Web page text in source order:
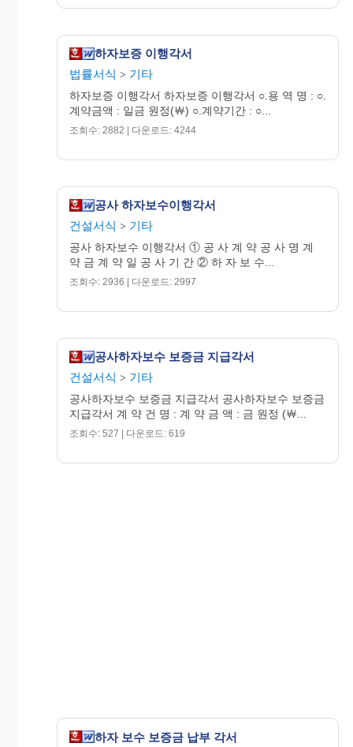
하자보증 이행각서
법률서식 > 기타
하자보증 이행각서 하자보증 이행각서 ○.용 역 명 : ○.
계약금액 : 일금 원정(￦) ○.계약기간 : ○...
조회수: 2882 | 다운로드: 4244
공사 하자보수이행각서
건설서식 > 기타
공사 하자보수 이행각서 ① 공 사 계 약 공 사 명 계
약 금 계 약 일 공 사 기 간 ② 하 자 보 수...
조회수: 2936 | 다운로드: 2997
공사하자보수 보증금 지급각서
건설서식 > 기타
공사하자보수 보증금 지급각서 공사하자보수 보증금
지급각서 계 약 건 명 : 계 약 금 액 : 금 원정 (￦...
조회수: 527 | 다운로드: 619
하자 보수 보증금 납부 각서